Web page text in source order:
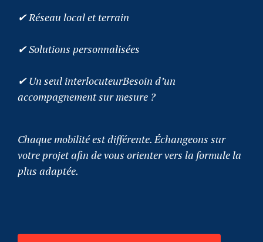
✔ Réseau local et terrain
✔ Solutions personnalisées
✔ Un seul interlocuteurBesoin d’un
accompagnement sur mesure ?
Chaque mobilité est différente. Échangeons sur
votre projet afin de vous orienter vers la formule la
plus adaptée.